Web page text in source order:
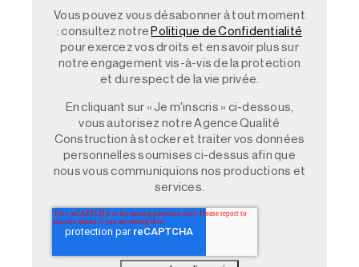
Vous pouvez vous désabonner à tout moment
: consultez notre Politique de Confidentialité
pour exercez vos droits et en savoir plus sur
notre engagement vis-à-vis de la protection
et du respect de la vie privée.
En cliquant sur « Je m'inscris » ci-dessous,
vous autorisez notre Agence Qualité
Construction à stocker et traiter vos données
personnelles soumises ci-dessus afin que
nous vous communiquions nos productions et
services.